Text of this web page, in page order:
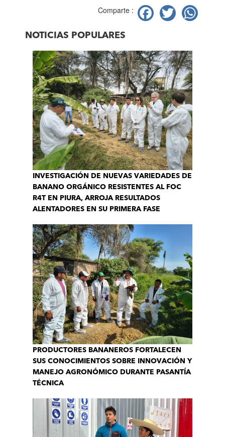
Comparte :
Facebook
Twitter
NOTICIAS POPULARES
INVESTIGACIÓN DE NUEVAS VARIEDADES DE
BANANO ORGÁNICO RESISTENTES AL FOC
R4T EN PIURA, ARROJA RESULTADOS
ALENTADORES EN SU PRIMERA FASE
PRODUCTORES BANANEROS FORTALECEN
SUS CONOCIMIENTOS SOBRE INNOVACIÓN Y
MANEJO AGRONÓMICO DURANTE PASANTÍA
TÉCNICA